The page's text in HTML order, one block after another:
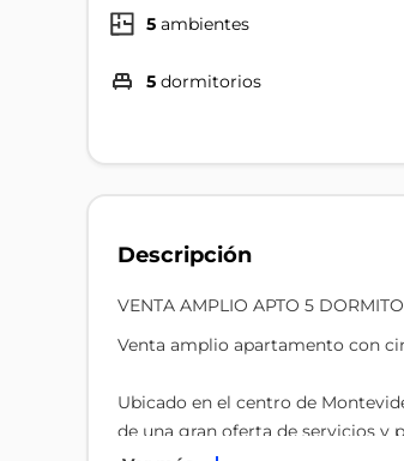
5 ambientes
5 dormitorios
Descripción
VENTA AMPLIO APTO 5
Venta amplio apartamento con
Ubicado en el centro de
de una gran oferta de servicios y